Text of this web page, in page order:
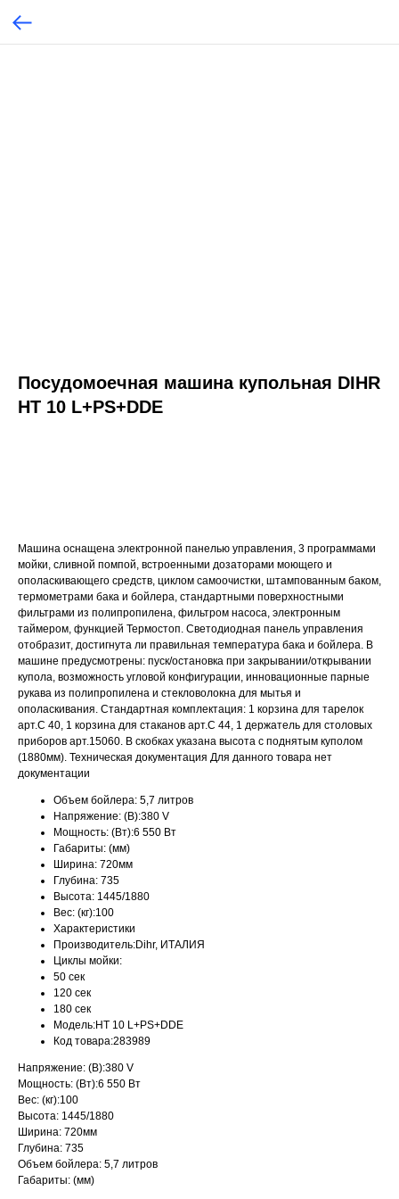
Посудомоечная машина купольная DIHR
HT 10 L+PS+DDE
Машина оснащена электронной панелью управления, 3 программами
мойки, сливной помпой, встроенными дозаторами моющего и
ополаскивающего средств, циклом самоочистки, штампованным баком,
термометрами бака и бойлера, стандартными поверхностными
фильтрами из полипропилена, фильтром насоса, электронным
таймером, функцией Термостоп. Светодиодная панель управления
отобразит, достигнута ли правильная температура бака и бойлера. В
машине предусмотрены: пуск/остановка при закрывании/открывании
купола, возможность угловой конфигурации, инновационные парные
рукава из полипропилена и стекловолокна для мытья и
ополаскивания. Стандартная комплектация: 1 корзина для тарелок
арт.C 40, 1 корзина для стаканов арт.C 44, 1 держатель для столовых
приборов арт.15060. В скобках указана высота с поднятым куполом
(1880мм). Техническая документация Для данного товара нет
документации
Объем бойлера: 5,7 литров
Напряжение: (В):380 V
Мощность: (Вт):6 550 Вт
Габариты: (мм)
Ширина: 720мм
Глубина: 735
Высота: 1445/1880
Вес: (кг):100
Характеристики
Производитель:Dihr, ИТАЛИЯ
Циклы мойки:
50 сек
120 сек
180 сек
Модель:HT 10 L+PS+DDE
Код товара:283989
Напряжение: (В):380 V
Мощность: (Вт):6 550 Вт
Вес: (кг):100
Высота: 1445/1880
Ширина: 720мм
Глубина: 735
Объем бойлера: 5,7 литров
Габариты: (мм)